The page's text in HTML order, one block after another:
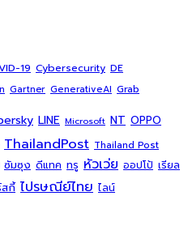
19 Cybersecurity DE
Gartner GenerativeAI Grab
LINE Microsoft NT OPPO
ThailandPost Thailand Post
ซัมซุง ดีแทค ทรู หัวเว่ย ออปโป้ เรียล
สกี้ ไปรษณีย์ไทย ไลน์